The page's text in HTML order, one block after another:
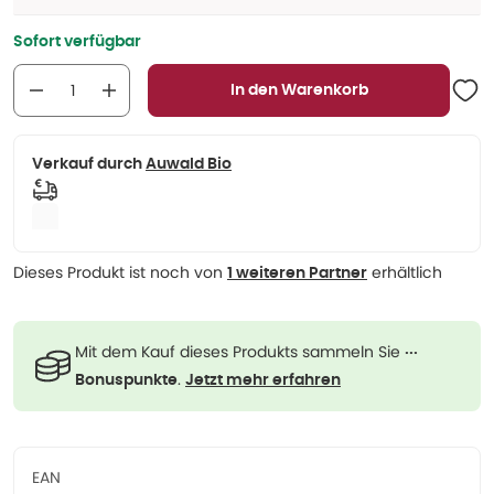
Sofort verfügbar
In den Warenkorb
Verkauf durch Auwald Bio
Dieses Produkt ist noch von 1 weiteren Partner erhältlich
Mit dem Kauf dieses Produkts sammeln Sie ···
Bonuspunkte. Jetzt mehr erfahren
EAN